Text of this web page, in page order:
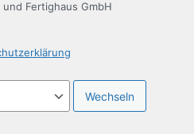
Fertighaus GmbH